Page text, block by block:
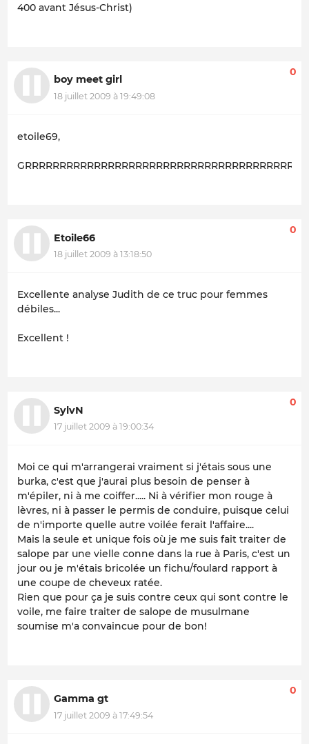
400 avant Jésus-Christ)
boy meet girl
18 juillet 2009 à 19:49:08
0
etoile69,
Etoile66
18 juillet 2009 à 13:18:50
0
Excellente analyse Judith de ce truc pour femmes
débiles...
Excellent !
SylvN
17 juillet 2009 à 19:00:34
0
Moi ce qui m'arrangerai vraiment si j'étais sous une
burka, c'est que j'aurai plus besoin de penser à
m'épiler, ni à me coiffer..... Ni à vérifier mon rouge à
lèvres, ni à passer le permis de conduire, puisque celui
de n'importe quelle autre voilée ferait l'affaire....
Mais la seule et unique fois où je me suis fait traiter de
salope par une vielle conne dans la rue à Paris, c'est un
jour ou je m'étais bricolée un fichu/foulard rapport à
une coupe de cheveux ratée.
Rien que pour ça je suis contre ceux qui sont contre le
voile, me faire traiter de salope de musulmane
soumise m'a convaincue pour de bon!
Gamma gt
17 juillet 2009 à 17:49:54
0